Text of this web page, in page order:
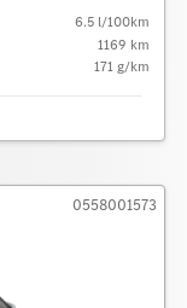
6.5 l/100km
1169 km
171g/km
0558001573